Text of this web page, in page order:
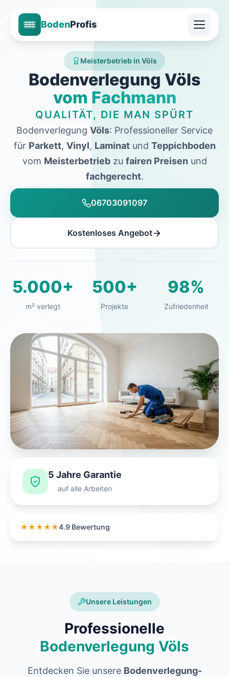
BodenProfis
Meisterbetrieb in Völs
Bodenverlegung Völs
vom Fachmann
QUALITÄT, DIE MAN SPÜRT
Bodenverlegung Völs: Professioneller Service
für Parkett, Vinyl, Laminatund Teppichboden
vom Meisterbetriebzu fairen Preisen und
fachgerecht.
06703091097
Kostenloses Angebot
5.000+
m² verlegt
500+
Projekte
98%
Zufriedenheit
5 Jahre Garantie
auf alle Arbeiten
★★★★★4.9 Bewertung
Unsere Leistungen
Professionelle
Bodenverlegung Völs
Entdecken Sie unsere Bodenverlegung-